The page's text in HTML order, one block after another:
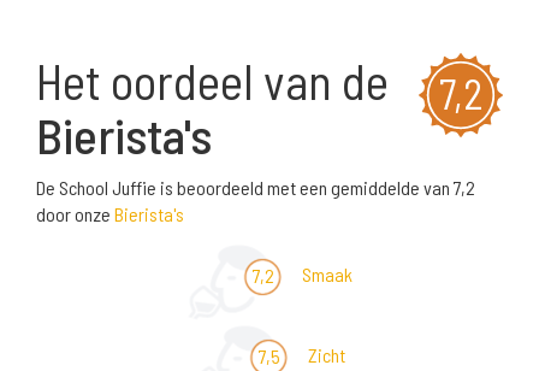
7,2
Het oordeel van de
Bierista's
De School Juffie is beoordeeld met een gemiddelde van 7,2
door onze Bierista's
7,2 Smaak
7,5 Zicht